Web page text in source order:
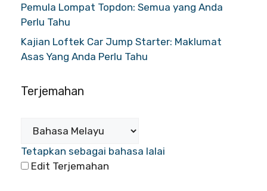
Pemula Lompat Topdon: Semua yang Anda
Perlu Tahu
Kajian Loftek Car Jump Starter: Maklumat
Asas Yang Anda Perlu Tahu
Terjemahan
Tetapkan sebagai bahasa lalai
Edit Terjemahan